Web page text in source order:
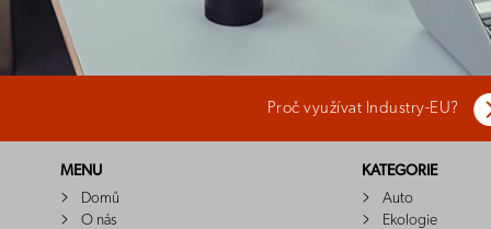
Proč využívat Industry-EU?
MENU
Domů
O nás
KATEGORIE
Auto
Ekologie